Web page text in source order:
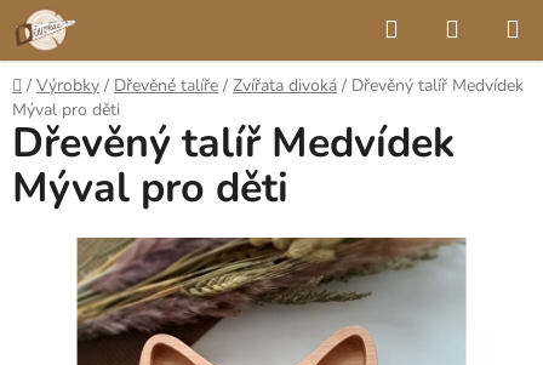
Přejít
na
obsah
Hledat
KOŠÍK
Domů
/ Výrobky / Dřevěné talíře / Zvířata divoká / Dřevěný talíř Medvídek
Mýval pro děti
Dřevěný talíř Medvídek
Mýval pro děti